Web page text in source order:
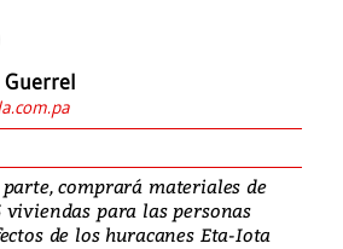
comprará materiales de
viviendas para las personas
de los huracanes Eta-Iota